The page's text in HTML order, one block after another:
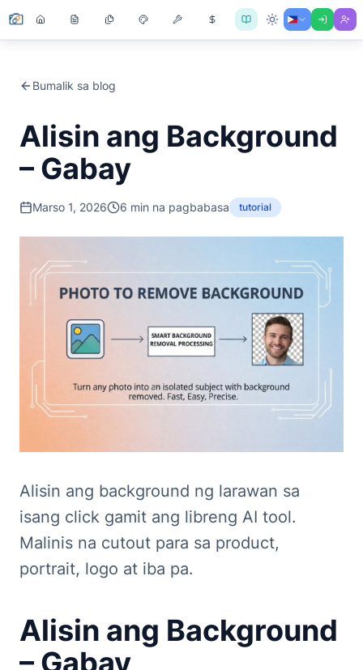
Bumalik sa blog
Alisin ang Background
– Gabay
Marso 1, 2026 6 min na pagbabasa tutorial
Alisin ang background ng larawan sa
isang click gamit ang libreng AI tool.
Malinis na cutout para sa product,
portrait, logo at iba pa.
Alisin ang Background
– Gabay